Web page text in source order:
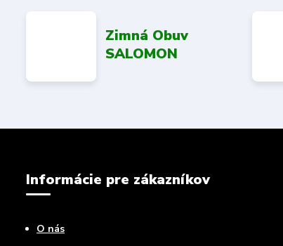
Zimná Obuv
SALOMON
Informácie pre zákazníkov
O nás